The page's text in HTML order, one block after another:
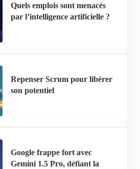
Quels emplois sont menacés
par l’intelligence artificielle ?
Repenser Scrum pour libérer
son potentiel
Google frappe fort avec
Gemini 1.5 Pro, défiant la